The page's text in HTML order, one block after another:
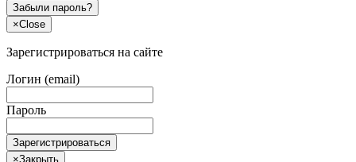
Забыли пароль?
×Close
Зарегистрироваться на сайте
Логин (email)
Пароль
Зарегистрироваться
×Закрыть